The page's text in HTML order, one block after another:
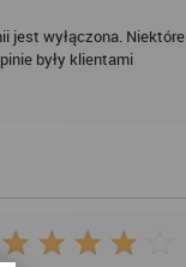
jest wyłączona. Niektóre
były klientami